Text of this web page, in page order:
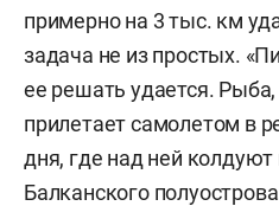
примерно на 3 тыс. км
задача не из простых.
ее решать удается.
прилетает самолетом в
дня, где над ней
Балканского